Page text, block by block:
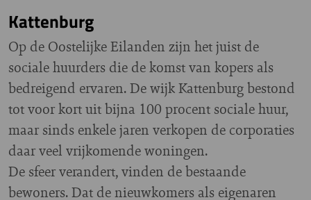
Kattenburg
Op de Oostelijke Eilanden zijn het juist de
sociale huurders die de komst van kopers als
bedreigend ervaren. De wijk Kattenburg bestond
tot voor kort uit bijna 100 procent sociale huur,
maar sinds enkele jaren verkopen de corporaties
daar veel vrijkomende woningen.
De sfeer verandert, vinden de bestaande
bewoners. Dat de nieuwkomers als eigenaren